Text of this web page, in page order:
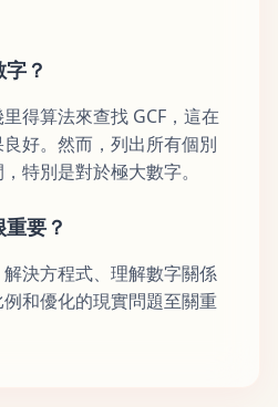
？
得算法來查找 GCF，這在
好。然而，列出所有個別
特別是對於極大數字。
要？
決方程式、理解數字關係
和優化的現實問題至關重